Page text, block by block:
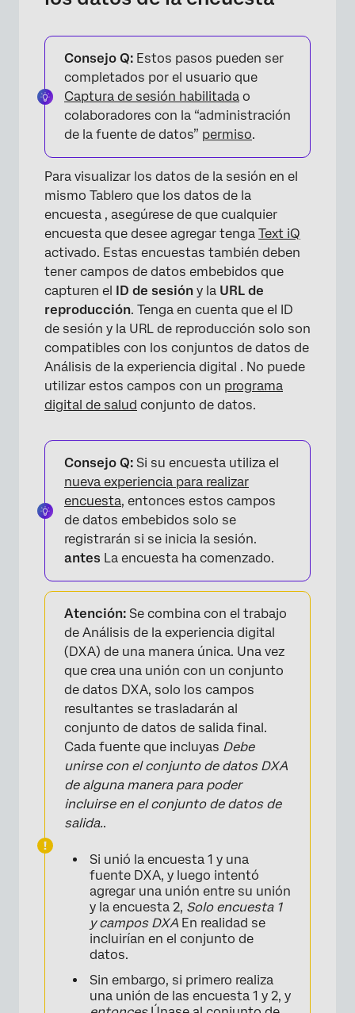
×
×
Consejo Q: Estos pasos pueden ser
completados por el usuario que
Captura de sesión habilitada o
colaboradores con la “administración
de la fuente de datos” permiso.
Para visualizar los datos de la sesión en el
mismo Tablero que los datos de la
encuesta , asegúrese de que cualquier
encuesta que desee agregar tenga Text iQ
activado. Estas encuestas también deben
tener campos de datos embebidos que
capturen el ID de sesión y la URL de
reproducción. Tenga en cuenta que el ID
de sesión y la URL de reproducción solo son
compatibles con los conjuntos de datos de
Análisis de la experiencia digital . No puede
utilizar estos campos con un programa
digital de salud conjunto de datos.
Consejo Q: Si su encuesta utiliza el
nueva experiencia para realizar
encuesta, entonces estos campos
de datos embebidos solo se
registrarán si se inicia la sesión.
antes La encuesta ha comenzado.
Atención: Se combina con el trabajo
de Análisis de la experiencia digital
(DXA) de una manera única. Una vez
que crea una unión con un conjunto
de datos DXA, solo los campos
resultantes se trasladarán al
conjunto de datos de salida final.
Cada fuente que incluyas Debe
unirse con el conjunto de datos DXA
de alguna manera para poder
incluirse en el conjunto de datos de
salida..
Si unió la encuesta 1 y una
fuente DXA, y luego intentó
agregar una unión entre su unión
y la encuesta 2, Solo encuesta 1
y campos DXA En realidad se
incluirían en el conjunto de
datos.
Sin embargo, si primero realiza
una unión de las encuesta 1 y 2, y